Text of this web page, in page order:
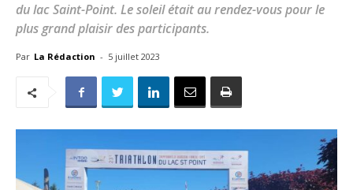
du lac Saint-Point. Le soleil était au rendez-vous pour le
plus grand plaisir des participants.
Par La Rédaction - 5 juillet 2023